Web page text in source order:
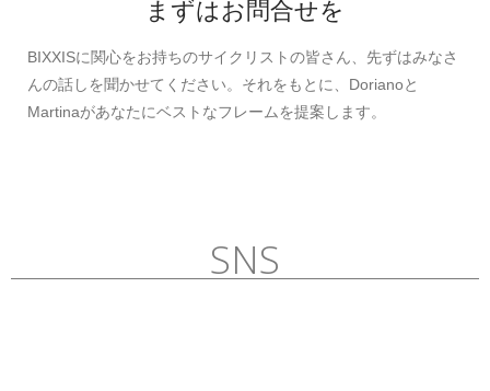
まずはお問合せを
BIXXISに関心をお持ちのサイクリストの皆さん、先ずはみなさ
んの話しを聞かせてください。それをもとに、Dorianoと
Martinaがあなたにベストなフレームを提案します。
SNS